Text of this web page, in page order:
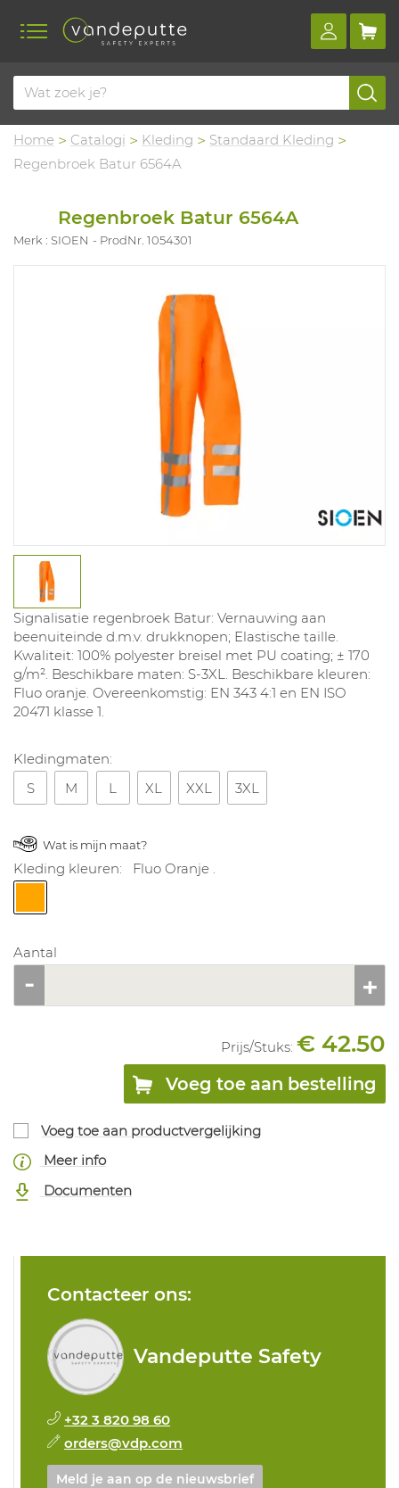
Home Catalogi Kleding
Standaard Kleding
Regenbroek Batur 6564A
Regenbroek Batur 6564A
Merk : SIOEN ProdNr. 1054301
Signalisatie regenbroek Batur: Vernauwing aan
beenuiteinde d.m.v. drukknopen; Elastische taille.
Kwaliteit: 100% polyester breisel met PU coating; ± 170
g/m². Beschikbare maten: S-3XL. Beschikbare kleuren:
Fluo oranje. Overeenkomstig: EN 343 4:1 en EN ISO
20471 klasse 1.
Kledingmaten:
S
M L XL XXL 3XL
Wat is mijn maat?
Kleding kleuren: Fluo Oranje .
Aantal
Prijs/Stuks: € 42.50
Voeg toe aan bestelling
Voeg toe aan productvergelijking
Meer info
Documenten
Contacteer ons:
Vandeputte Safety
+32 3 820 98 60
orders@vdp.com
Meld je aan op de nieuwsbrief